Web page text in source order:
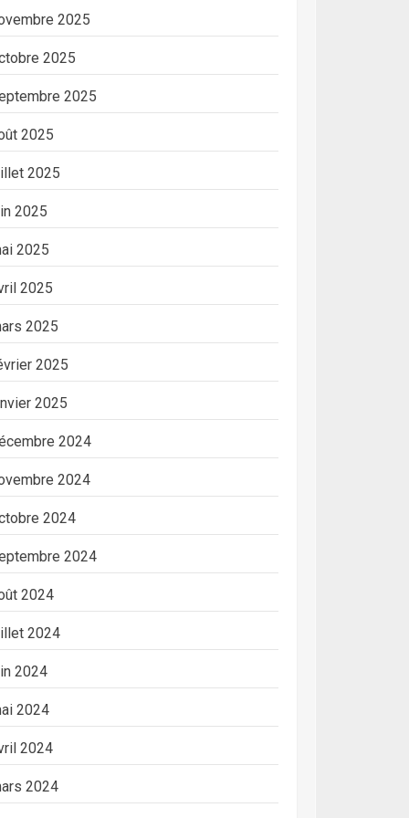
2025
2025
2025
2025
2025
2025
2025
2025
2025
2025
2025
2024
2024
2024
2024
2024
2024
2024
2024
2024
2024